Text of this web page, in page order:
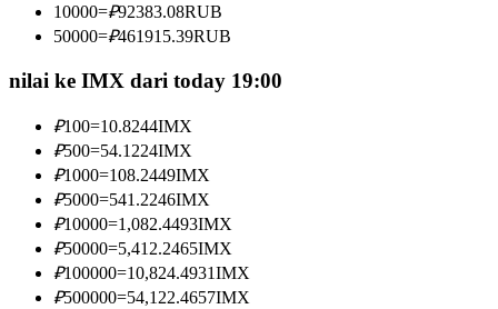
Informasi
Analisis data besar termasuk info perdagangan, dll.
10000=₽92383.08RUB
50000=₽461915.39RUB
nilai ke IMX dari today 19:00
₽100=10.8244IMX
₽500=54.1224IMX
₽1000=108.2449IMX
₽5000=541.2246IMX
₽10000=1,082.4493IMX
₽50000=5,412.2465IMX
₽100000=10,824.4931IMX
₽500000=54,122.4657IMX